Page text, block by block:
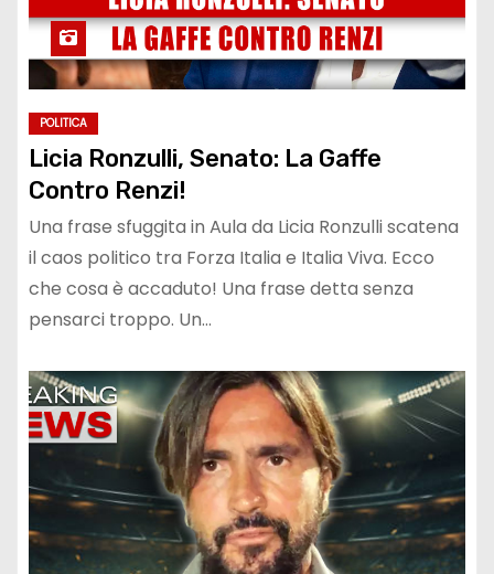
POLITICA
Licia Ronzulli, Senato: La Gaffe
Contro Renzi!
Una frase sfuggita in Aula da Licia Ronzulli scatena
il caos politico tra Forza Italia e Italia Viva. Ecco
che cosa è accaduto! Una frase detta senza
pensarci troppo. Un…